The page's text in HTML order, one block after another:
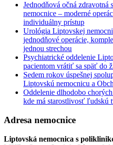
Jednodňová očná
nemocnice – moderné
individuálny prístup
Urológia Liptovskej
jednodňové operácie,
jednou strechou
Psychiatrické oddelenie
pacientom vrátiť sa späť do
Sedem rokov úspešnej
Liptovskú nemocnicu a
Oddelenie dlhodobo
kde má starostlivosť ľudskú
Adresa nemocnice
Liptovská nemocnica s